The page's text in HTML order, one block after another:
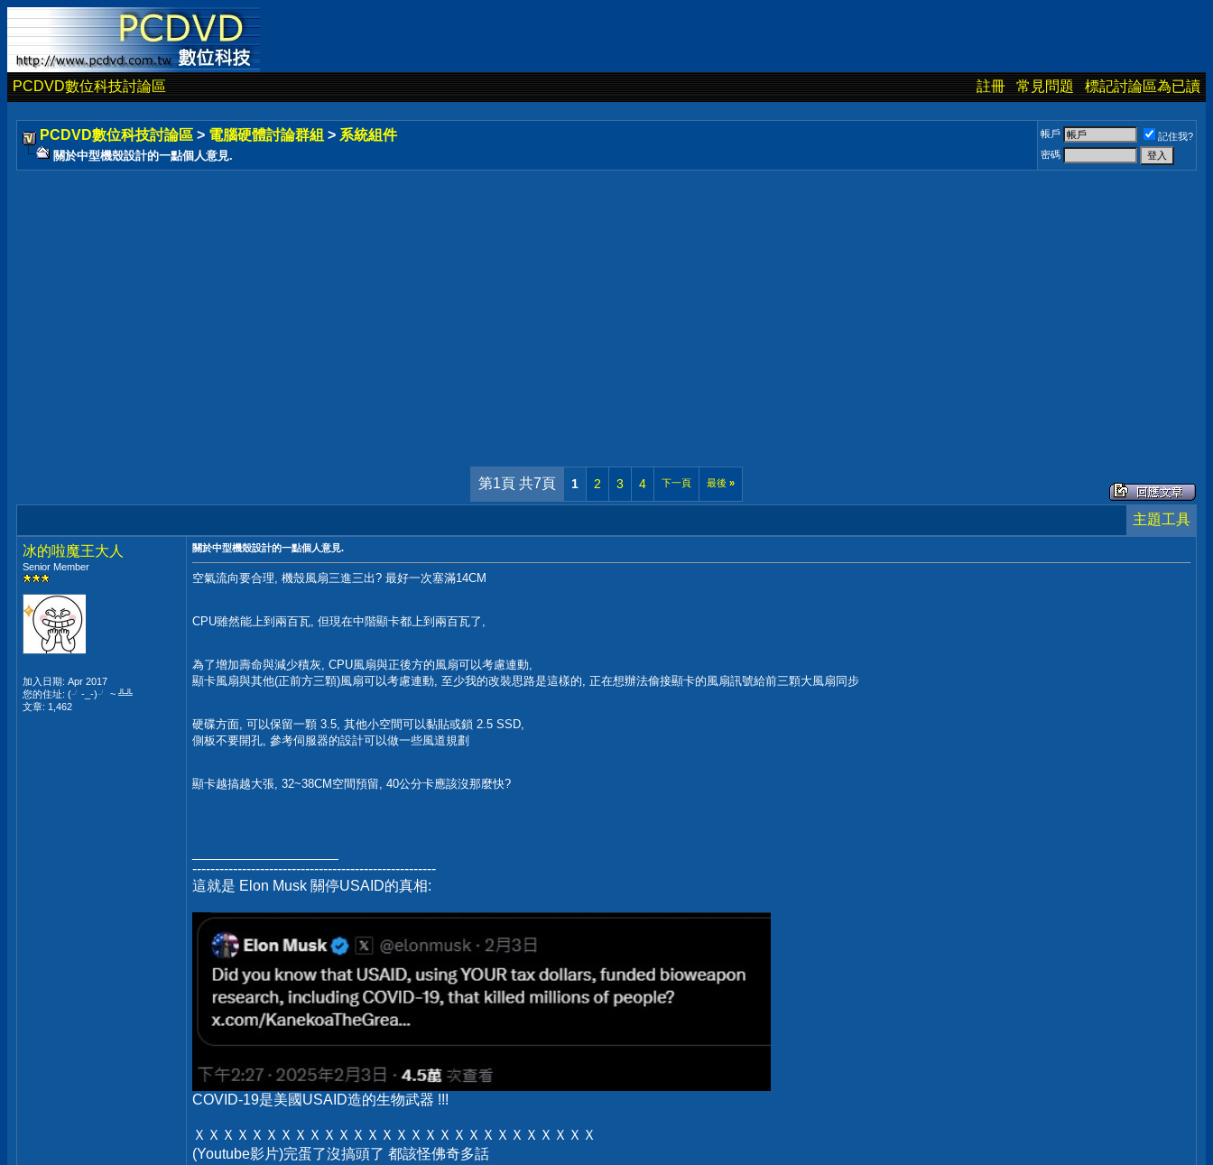
PCDVD數位科技討論區 註冊 常見問題 標記討論區為已讀
PCDVD數位科技討論區 > 電腦硬體討論群組 > 系統組件
關於中型機殼設計的一點個人意見.
帳戶
記住我?
密碼
第1頁 共7頁 1 2 3 4 下一頁 最後 »
主題工具
冰的啦魔王大人
Senior Member
加入日期: Apr 2017
您的住址: (╯-_-)╯ ~ ╩╩
文章: 1,462
關於中型機殼設計的一點個人意見.
空氣流向要合理, 機殼風扇三進三出? 最好一次塞滿14CM
CPU雖然能上到兩百瓦, 但現在中階顯卡都上到兩百瓦了,
為了增加壽命與減少積灰, CPU風扇與正後方的風扇可以考慮連動,
顯卡風扇與其他(正前方三顆)風扇可以考慮連動, 至少我的改裝思路是這樣的, 正在想辦法偷接顯卡的風扇訊號給前三顆大風扇同步
硬碟方面, 可以保留一顆 3.5, 其他小空間可以黏貼或鎖 2.5 SSD,
側板不要開孔, 參考伺服器的設計可以做一些風道規劃
顯卡越搞越大張, 32~38CM空間預留, 40公分卡應該沒那麼快?
------------------------------------------------------
這就是 Elon Musk 關停USAID的真相:
COVID-19是美國USAID造的生物武器 !!!
ＸＸＸＸＸＸＸＸＸＸＸＸＸＸＸＸＸＸＸＸＸＸＸＸＸＸＸＸ
(Youtube影片)完蛋了沒搞頭了 都該怪佛奇多話